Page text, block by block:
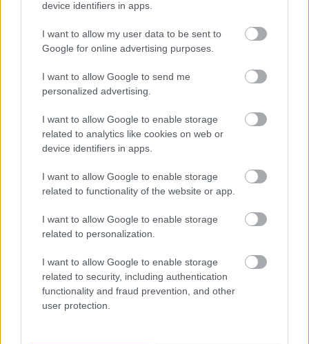
device identifiers in apps.
I want to allow my user data to be sent to
Google for online advertising purposes.
I want to allow Google to send me
personalized advertising.
I want to allow Google to enable storage
related to analytics like cookies on web or
device identifiers in apps.
I want to allow Google to enable storage
related to functionality of the website or app.
I want to allow Google to enable storage
related to personalization.
I want to allow Google to enable storage
related to security, including authentication
functionality and fraud prevention, and other
user protection.
Τρεις Συμβάσεις Ευρυζωνικών Υποδομών
* Υποδομές Υπερυψηλής Ευρυζωνικότητας σε 32
Περιφερειακές Ενότητες της Χώρας
Μία Σύμβαση Σιδηροδρομικών Υποδομών: